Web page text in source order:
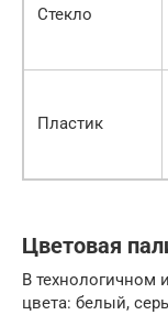
Стекло
Пластик
Цветовая
В технологичном
цвета: белый,